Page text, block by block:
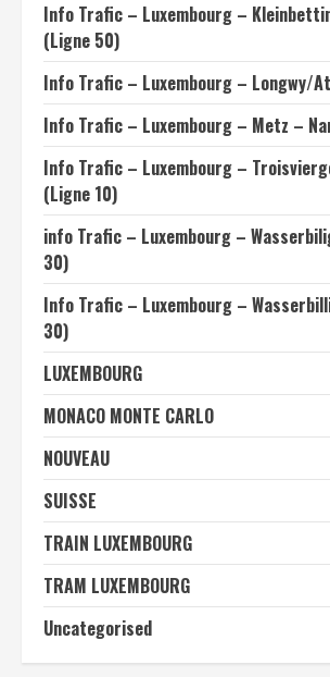
Info Trafic – Luxembourg –
(Ligne 50)
Info Trafic – Luxembourg – Longwy/
Info Trafic – Luxembourg – Metz –
Info Trafic – Luxembourg –
(Ligne 10)
info Trafic – Luxembourg –
30)
Info Trafic – Luxembourg –
30)
LUXEMBOURG
MONACO MONTE CARLO
NOUVEAU
SUISSE
TRAIN LUXEMBOURG
TRAM LUXEMBOURG
Uncategorised